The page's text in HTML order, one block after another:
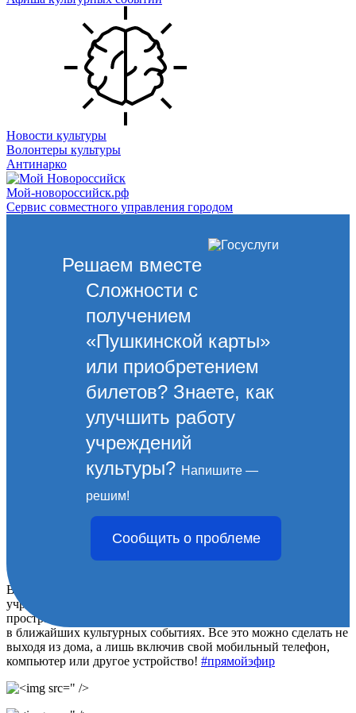
Новости культуры
Волонтеры культуры
Антинарко
Мой-новороссийск.рф
Сервис совместного управления городом
Решаем вместе
Сложности с
получением
«Пушкинской карты»
или приобретением
билетов? Знаете, как
улучшить работу
учреждений
культуры? Напишите —
решим!
Сообщить о проблеме
«Культура Новороссийска.
Прямой эфир». Афиша
мероприятий на 18 мая.
В рамках проекта «Культура Новороссийска. Прямой эфир»
учреждения культуры проводят мероприятия в виртуальном
пространстве. Приглашаем жителей удаленно принять участие
в ближайших культурных событиях. Все это можно сделать не
выходя из дома, а лишь включив свой мобильный телефон,
компьютер или другое устройство! #прямойэфир
" />